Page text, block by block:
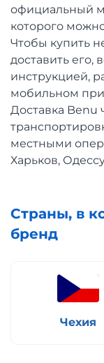
официальный
которого
Чтобы купить
доставить его,
инструкцией,
мобильном
Доставка Benu
местными
Харьков,
Страны, в
бренд
Чехия